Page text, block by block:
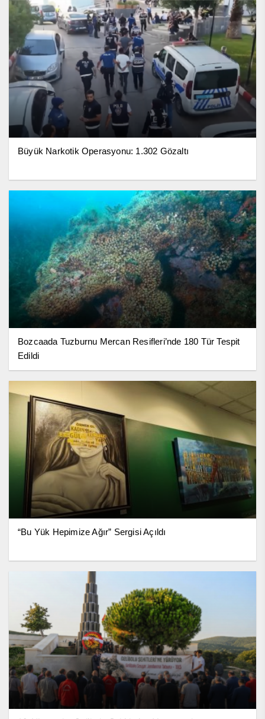
Büyük Narkotik Operasyonu: 1.302 Gözaltı
Bozcaada Tuzburnu Mercan Resifleri’nde 180 Tür Tespit
Edildi
“Bu Yük Hepimize Ağır” Sergisi Açıldı